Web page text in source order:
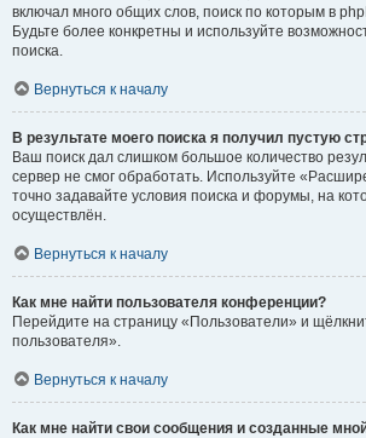
включал много общих слов, поиск по которым в
Будьте более конкретны и используйте
поиска.
Вернуться к началу
В результате моего поиска я получил пустую
Ваш поиск дал слишком большое количество
сервер не смог обработать. Используйте
точно задавайте условия поиска и форумы, на
осуществлён.
Вернуться к началу
Как мне найти пользователя конференции?
Перейдите на страницу «Пользователи» и
пользователя».
Вернуться к началу
Как мне найти свои сообщения и созданные